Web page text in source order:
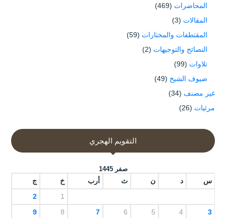
المحاضرات (469)
المقالات (3)
المقتطفات والمختارات (59)
النصائح والتوجيهات (2)
تلاوات (99)
ضيوف الشيخ (49)
غير مصنف (34)
مرئيات (26)
التقويم الهجري
صفر 1445
س د ن ث أرب خ ج
1
2
3
4
5
6
7
8
9